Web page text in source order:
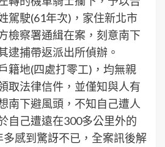
駕駛(61年次)，家住新北市
檢察署通緝在案，刻意南下
逮捕帶返派出所偵辦。
籍地(四處打零工)，均無親
取法律信件，並僅知與人有
南下避風頭，不知自己遭人
自己遭遠在300多公里外的
感到驚訝不已，全案訊後解